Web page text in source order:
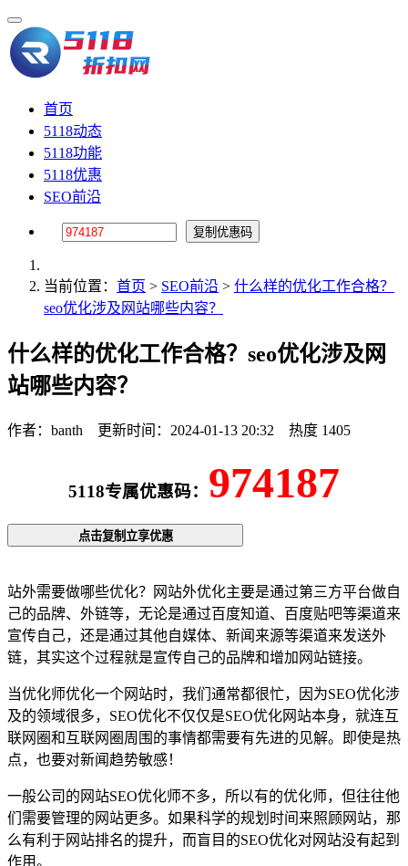
首页
5118动态
5118功能
5118优惠
SEO前沿
当前位置： 首页 > SEO前沿 > 什么样的优化工作合格？
seo优化涉及网站哪些内容？
什么样的优化工作合格？seo优化涉及网
站哪些内容？
作者：banth 更新时间：2024-01-13 20:32 热度 1405
5118专属优惠码： 974187
点击复制立享优惠
站外需要做哪些优化？网站外优化主要是通过第三方平台做自
己的品牌、外链等，无论是通过百度知道、百度贴吧等渠道来
宣传自己，还是通过其他自媒体、新闻来源等渠道来发送外
链，其实这个过程就是宣传自己的品牌和增加网站链接。
当优化师优化一个网站时，我们通常都很忙，因为SEO优化涉
及的领域很多，SEO优化不仅仅是SEO优化网站本身，就连互
联网圈和互联网圈周围的事情都需要有先进的见解。即使是热
点，也要对新闻趋势敏感！
一般公司的网站SEO优化师不多，所以有的优化师，但往往他
们需要管理的网站更多。如果科学的规划时间来照顾网站，那
么有利于网站排名的提升，而盲目的SEO优化对网站没有起到
作用。